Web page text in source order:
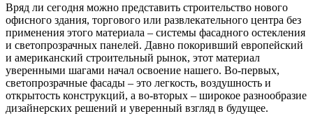
Вряд ли сегодня можно представить строительство нового
офисного здания, торгового или развлекательного центра без
применения этого материала – системы фасадного остекления
и светопрозрачных панелей. Давно покоривший европейский
и американский строительный рынок, этот материал
уверенными шагами начал освоение нашего. Во-первых,
светопрозрачные фасады – это легкость, воздушность и
открытость конструкций, а во-вторых – широкое разнообразие
дизайнерских решений и уверенный взгляд в будущее.